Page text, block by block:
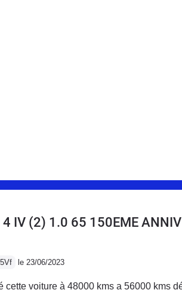
4 IV (2) 1.0 65 150EME
le 23/06/2023
cette voiture à 48000 kms a 56000 kms